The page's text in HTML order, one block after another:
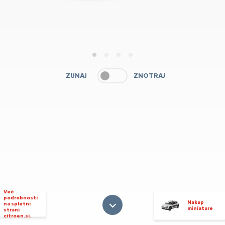
ZUNAJ ZNOTRAJ
Nakup
miniature
Več
podrobnosti
na spletni
strani
citroen.si.